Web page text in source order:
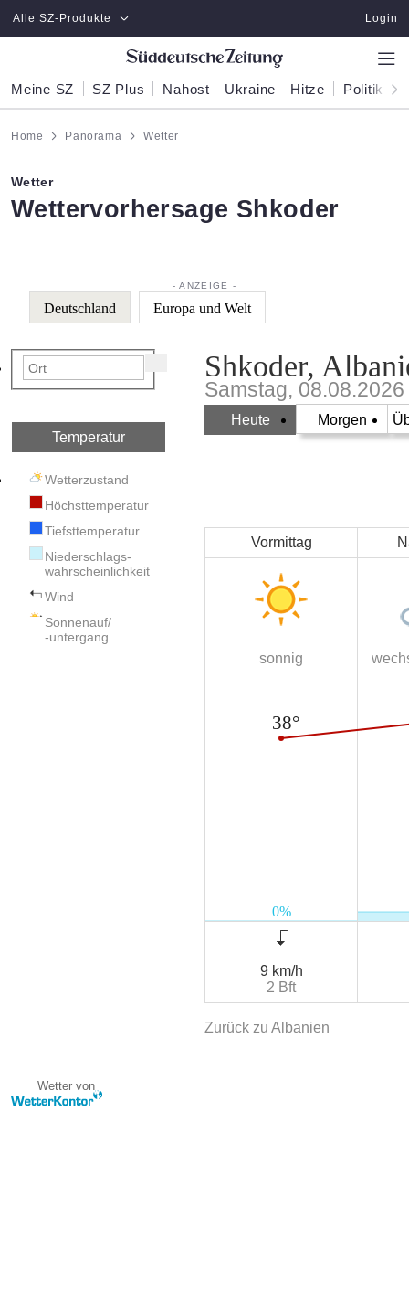
Zum Hauptinhalt springen
Alle SZ-Produkte Login
Meine SZ SZ Plus Nahost Ukraine Hitze Politik
Home Panorama Wetter
Wetter
:
Wettervorhersage Shkoder
Deutschland Europa und Welt
Temperatur
Wetterzustand
Höchsttemperatur
Tiefsttemperatur
Niederschlags-
wahrscheinlichkeit
Wind
Sonnenauf/
-untergang
Shkoder,
Samstag, 08.08.2026
Heute Morgen
Vormittag
sonnig
9 km/h
2 Bft
Zurück zu Albanien
Wetter von